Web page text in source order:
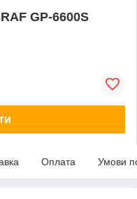
GP-6600S
Оплата Умови